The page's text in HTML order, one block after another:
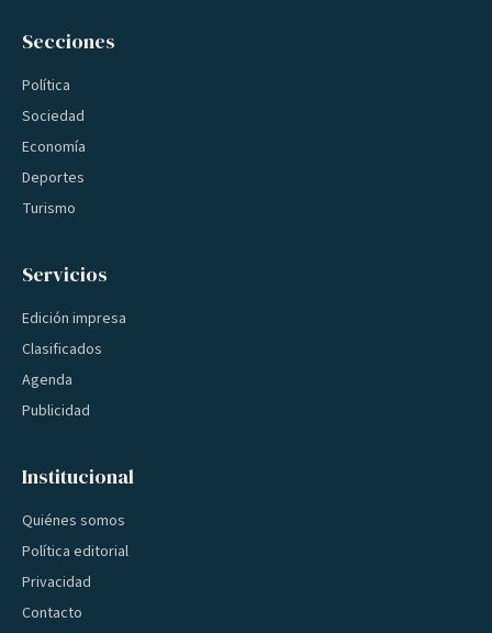
Secciones
Política
Sociedad
Economía
Deportes
Turismo
Servicios
Edición impresa
Clasificados
Agenda
Publicidad
Institucional
Quiénes somos
Política editorial
Privacidad
Contacto